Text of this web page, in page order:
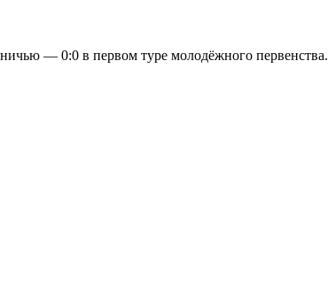
— 0:0 в первом туре молодёжного первенства.